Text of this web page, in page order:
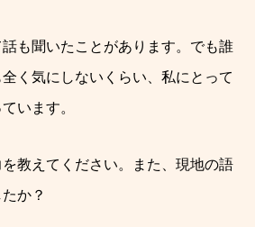
も聞いたことがあります。 でも誰
く気にしないくらい、私にとって
います。
教えてください。また、現地の語
か？